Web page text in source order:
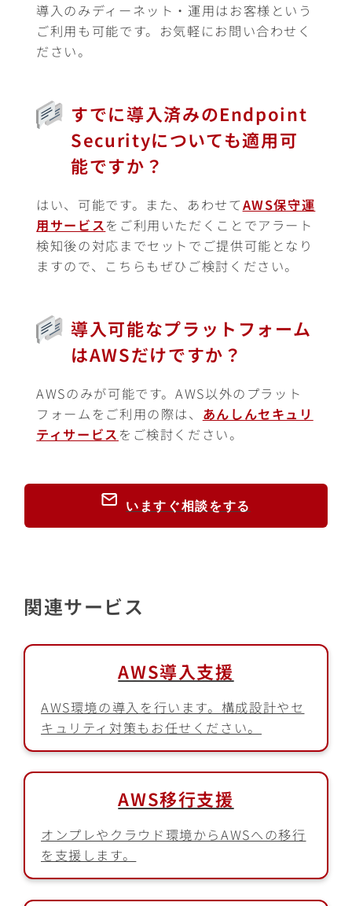
導入のみディーネット・運用はお客様という
ご利用も可能です。お気軽にお問い合わせく
ださい。
すでに導入済みのEndpoint
Securityについても適用可
能ですか？
はい、可能です。また、あわせてAWS保守運
用サービスをご利用いただくことでアラート
検知後の対応までセットでご提供可能となり
ますので、こちらもぜひご検討ください。
導入可能なプラットフォーム
はAWSだけですか？
AWSのみが可能です。AWS以外のプラット
フォームをご利用の際は、 あんしんセキュリ
ティサービス をご検討ください。
いますぐ相談をする
関連サービス
AWS導入支援
AWS環境の導入を行います。構成設計やセ
キュリティ対策もお任せください。
AWS移行支援
オンプレやクラウド環境からAWSへの移行
を支援します。